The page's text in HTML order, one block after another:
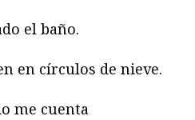
el baño.
en círculos de nieve.
me cuenta